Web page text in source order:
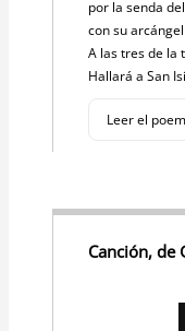
por la senda
con su
A las tres de la
Hallará a San
Leer el
Canción, de